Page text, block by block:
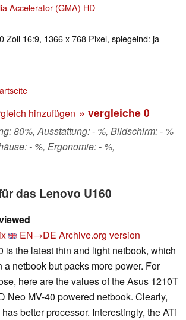
Accelerator (GMA) HD
Zoll 16:9, 1366 x 768 Pixel, spiegelnd: ja
hinzufügen » vergleiche 0
80%, Ausstattung: - %, Bildschirm: - %
- %, Ergonomie: - %,
das Lenovo U160
EN→DE Archive.org version
is the latest thin and light netbook, which
a netbook but packs more power. For
here are the values of the Asus 1210T
Neo MV-40 powered netbook. Clearly,
better processor. Interestingly, the ATi